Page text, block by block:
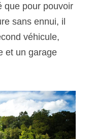
que pour pouvoir
sans ennui, il
véhicule,
et un garage